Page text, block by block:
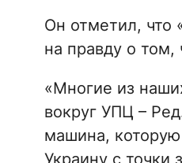
Он отметил, что
на правду о том,
«Многие из
вокруг УПЦ –
машина,